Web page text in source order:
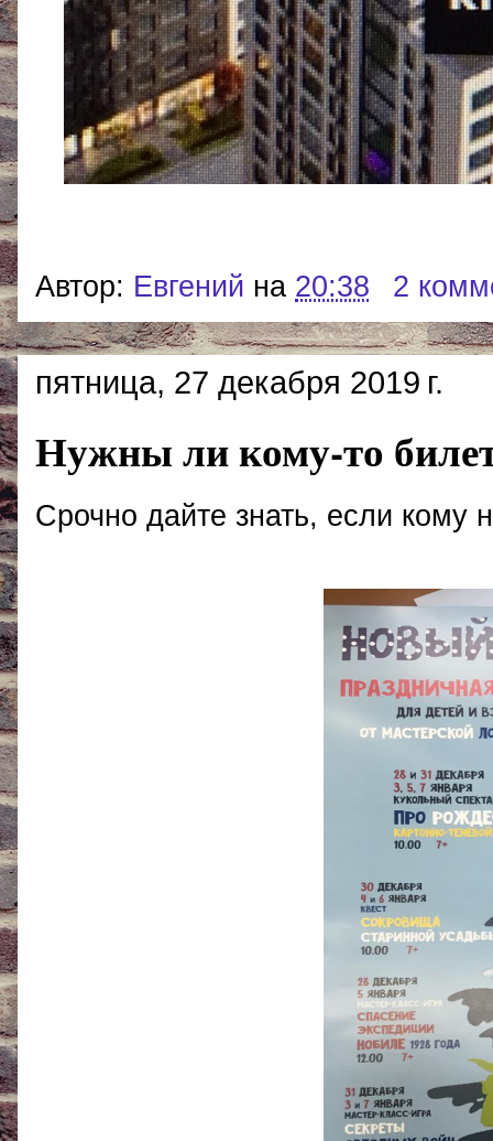
Автор: Евгений на 20:38 2
пятница, 27 декабря 2019 г.
Нужны ли кому-то
Срочно дайте знать, если кому